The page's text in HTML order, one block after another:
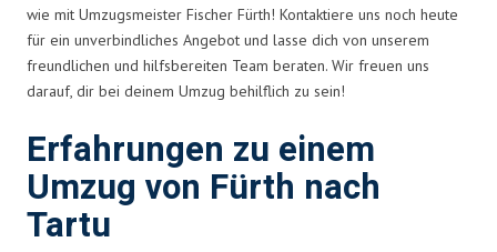
wie mit Umzugsmeister Fischer Fürth! Kontaktiere uns noch heute
für ein unverbindliches Angebot und lasse dich von unserem
freundlichen und hilfsbereiten Team beraten. Wir freuen uns
darauf, dir bei deinem Umzug behilflich zu sein!
Erfahrungen zu einem
Umzug von Fürth nach
Tartu